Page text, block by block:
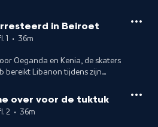
in Beiroet
1 • 36m
Oeganda en Kenia, de skaters
bereikt Libanon tijdens zijn
over voor de tuktuk
2 • 36m